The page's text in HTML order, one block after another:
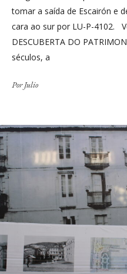
tomar a saída de Escairón e
cara ao sur por LU-P-4102.
DESCUBERTA DO
séculos, a
Por Julio